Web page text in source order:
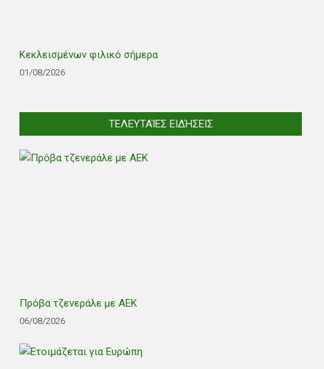
Κεκλεισμένων φιλικό σήμερα
01/08/2026
ΤΕΛΕΥΤΑΊΕΣ ΕΙΔΉΣΕΙΣ
Πρόβα τζενεράλε με ΑΕΚ
06/08/2026